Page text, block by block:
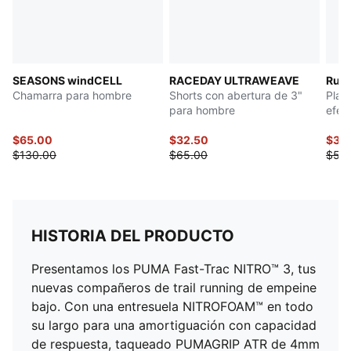
SEASONS windCELL
Chamarra para hombre
$65.00
$130.00
RACEDAY ULTRAWEAVE
Shorts con abertura de 3"
para hombre
$32.50
$65.00
Run
HISTORIA DEL PRODUCTO
Presentamos los PUMA Fast-Trac NITRO™ 3, tus
nuevas compañeros de trail running de empeine
bajo. Con una entresuela NITROFOAM™ en todo
su largo para una amortiguación con capacidad
de respuesta, taqueado PUMAGRIP ATR de 4mm